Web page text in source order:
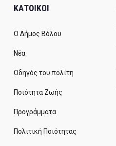
ΚΑΤΟΙΚΟΙ
Ο Δήμος Βόλου
Νέα
Οδηγός του πολίτη
Ποιότητα Ζωής
Προγράμματα
Πολιτική Ποιότητας